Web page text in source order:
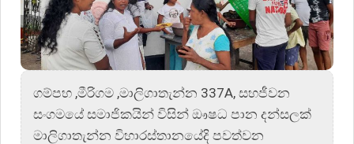
ගම්පහ ,මීරිගම ,මාලිගාතැන්න 337A, සහජීවන
සංගමයේ සමාජිකයින් විසින් ඖෂධ පාන දන්සලක්
මාලිගාතැන්න විහාරස්තානයේදි පවත්වන